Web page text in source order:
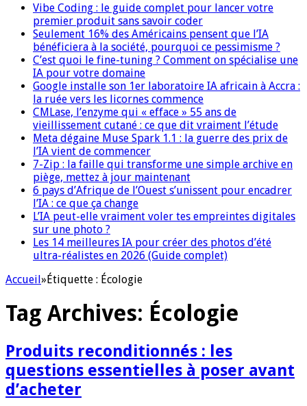
Vibe Coding : le guide complet pour lancer votre
premier produit sans savoir coder
Seulement 16% des Américains pensent que l’IA
bénéficiera à la société, pourquoi ce pessimisme ?
C’est quoi le fine-tuning ? Comment on spécialise une
IA pour votre domaine
Google installe son 1er laboratoire IA africain à Accra :
la ruée vers les licornes commence
CMLase, l’enzyme qui « efface » 55 ans de
vieillissement cutané : ce que dit vraiment l’étude
Meta dégaine Muse Spark 1.1 : la guerre des prix de
l’IA vient de commencer
7-Zip : la faille qui transforme une simple archive en
piège, mettez à jour maintenant
6 pays d’Afrique de l’Ouest s’unissent pour encadrer
l’IA : ce que ça change
L’IA peut-elle vraiment voler tes empreintes digitales
sur une photo ?
Les 14 meilleures IA pour créer des photos d’été
ultra-réalistes en 2026 (Guide complet)
Accueil»Étiquette : Écologie
Tag Archives: Écologie
Produits reconditionnés : les
questions essentielles à poser avant
d’acheter